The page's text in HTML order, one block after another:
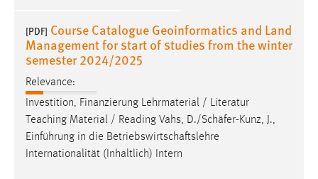
[PDF] Course Catalogue Geoinformatics and Land
Management for start of studies from the winter
semester 2024/2025
Relevance:
Investition, Finanzierung Lehrmaterial / Literatur
Teaching Material / Reading Vahs, D./Schäfer-Kunz, J.,
Einführung in die Betriebswirtschaftslehre
Internationalität (Inhaltlich) Intern